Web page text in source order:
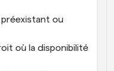
ou
où la disponibilité